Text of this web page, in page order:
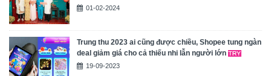
01-02-2024
Trung thu 2023 ai cũng được chiều, Shopee tung ngàn
deal giảm giá cho cả thiếu nhi lẫn người lớn
19-09-2023